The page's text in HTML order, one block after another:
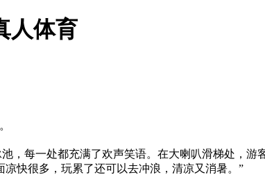
人体育
每一处都充满了欢声笑语。在大喇叭滑梯处，游
快很多，玩累了还可以去冲浪，清凉又消暑。”